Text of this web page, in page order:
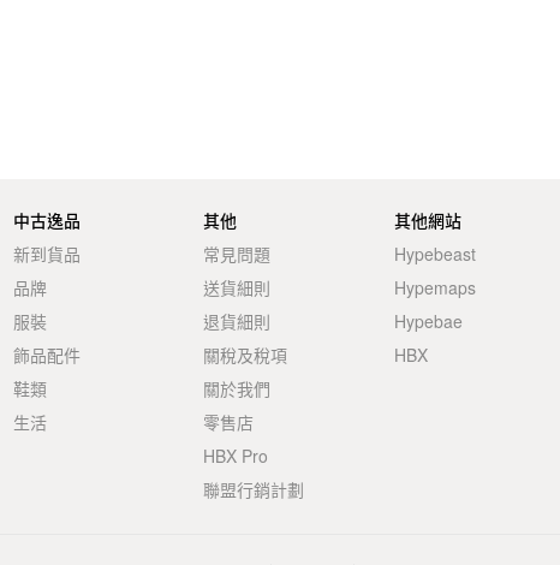
中古逸品
新到貨品
品牌
服裝
飾品配件
鞋類
生活
其他
常見問題
送貨細則
退貨細則
關稅及稅項
關於我們
零售店
HBX Pro
聯盟行銷計劃
其他網站
Hypebeast
Hypemaps
Hypebae
HBX